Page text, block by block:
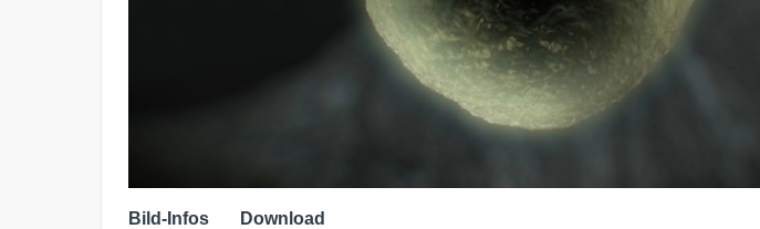
Bild-Infos Download